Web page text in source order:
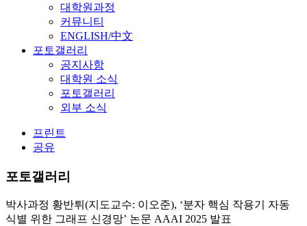
대학원과정
커뮤니티
ENGLISH/中文
포토갤러리
공지사항
대학원 소식
포토갤러리
외부 소식
프린트
공유
포토갤러리
박사과정 황반튀(지도교수: 이오준), ‘분자 핵심 작용기 자동
식별 위한 그래프 신경망’ 논문 AAAI 2025 발표